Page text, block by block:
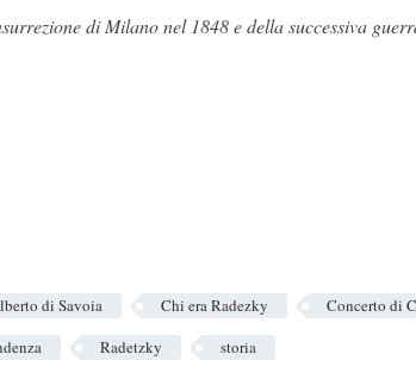
di Milano nel 1848 e della successiva
di Savoia Chi era Radezky Concerto di
Radetzky storia